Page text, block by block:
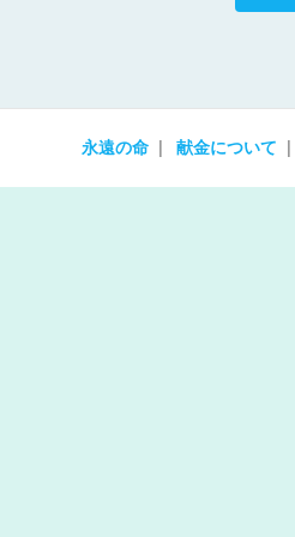
永遠の命 献金について